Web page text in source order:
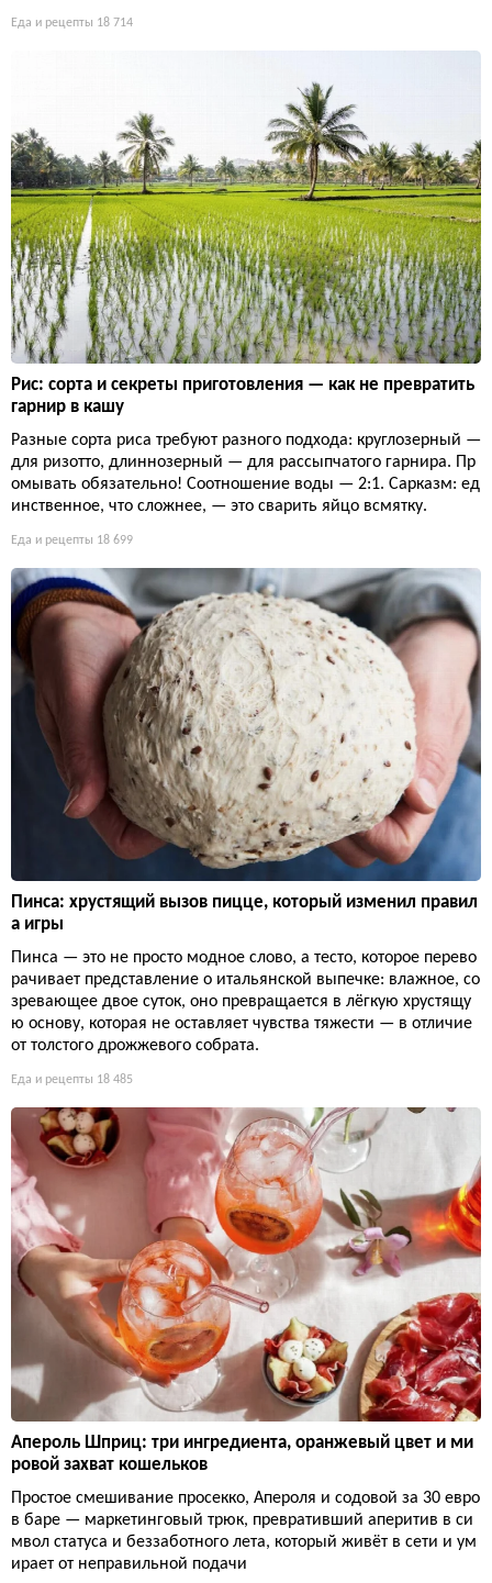
Еда и рецепты 18 714
Рис: сорта и секреты приготовления — как не превратить
гарнир в кашу
Разные сорта риса требуют разного подхода: круглозерный —
для ризотто, длиннозерный — для рассыпчатого гарнира. Пр
омывать обязательно! Соотношение воды — 2:1. Сарказм: ед
инственное, что сложнее, — это сварить яйцо всмятку.
Еда и рецепты 18 699
Пинса: хрустящий вызов пицце, который изменил правил
а игры
Пинса — это не просто модное слово, а тесто, которое перево
рачивает представление о итальянской выпечке: влажное, со
зревающее двое суток, оно превращается в лёгкую хрустящу
ю основу, которая не оставляет чувства тяжести — в отличие
от толстого дрожжевого собрата.
Еда и рецепты 18 485
Апероль Шприц: три ингредиента, оранжевый цвет и ми
ровой захват кошельков
Простое смешивание просекко, Апероля и содовой за 30 евро
в баре — маркетинговый трюк, превративший аперитив в си
мвол статуса и беззаботного лета, который живёт в сети и ум
ирает от неправильной подачи